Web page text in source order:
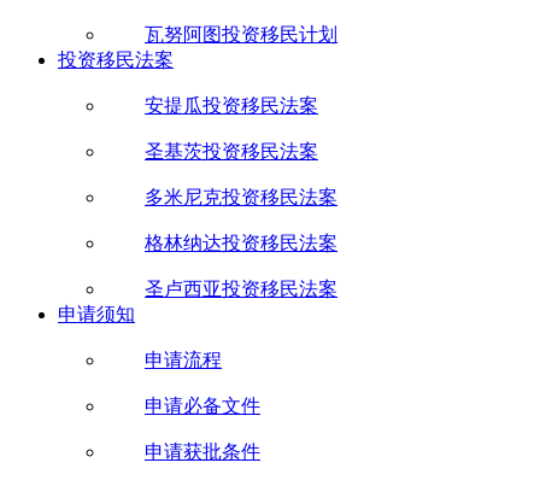
瓦努阿图投资移民计划
投资移民法案
安提瓜投资移民法案
圣基茨投资移民法案
多米尼克投资移民法案
格林纳达投资移民法案
圣卢西亚投资移民法案
申请须知
申请流程
申请必备文件
申请获批条件